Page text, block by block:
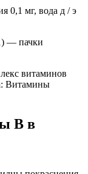
0,1 мг, вода д / э
— пачки
витаминов
Витамины
В в